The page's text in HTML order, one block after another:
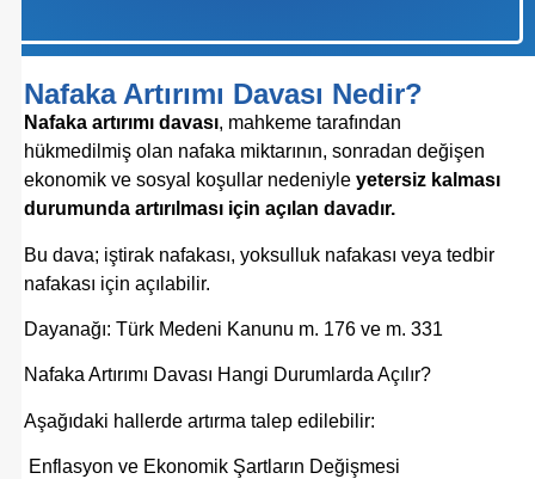
Nafaka Artırımı Davası Nedir?
Nafaka artırımı davası, mahkeme tarafından
hükmedilmiş olan nafaka miktarının, sonradan değişen
ekonomik ve sosyal koşullar nedeniyle yetersiz kalması
durumunda artırılması için açılan davadır.
Bu dava; iştirak nafakası, yoksulluk nafakası veya tedbir
nafakası için açılabilir.
Dayanağı: Türk Medeni Kanunu m. 176 ve m. 331
Nafaka Artırımı Davası Hangi Durumlarda Açılır?
Aşağıdaki hallerde artırma talep edilebilir:
Enflasyon ve Ekonomik Şartların Değişmesi